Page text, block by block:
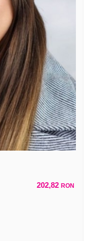
202,82 RON